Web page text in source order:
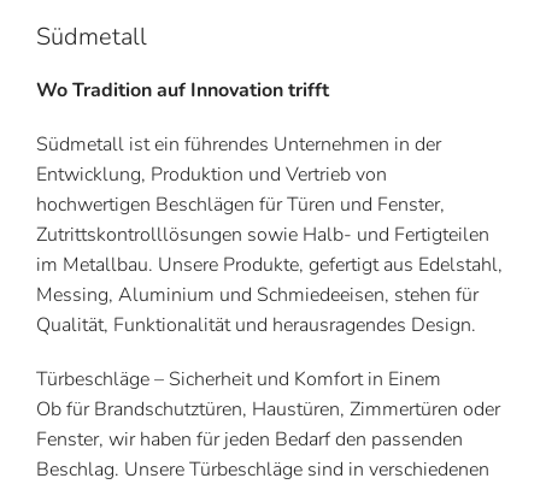
Südmetall
Wo Tradition auf Innovation trifft
Südmetall ist ein führendes Unternehmen in der
Entwicklung, Produktion und Vertrieb von
hochwertigen Beschlägen für Türen und Fenster,
Zutrittskontrolllösungen sowie Halb- und Fertigteilen
im Metallbau. Unsere Produkte, gefertigt aus Edelstahl,
Messing, Aluminium und Schmiedeeisen, stehen für
Qualität, Funktionalität und herausragendes Design.
Türbeschläge – Sicherheit und Komfort in Einem
Ob für Brandschutztüren, Haustüren, Zimmertüren oder
Fenster, wir haben für jeden Bedarf den passenden
Beschlag. Unsere Türbeschläge sind in verschiedenen